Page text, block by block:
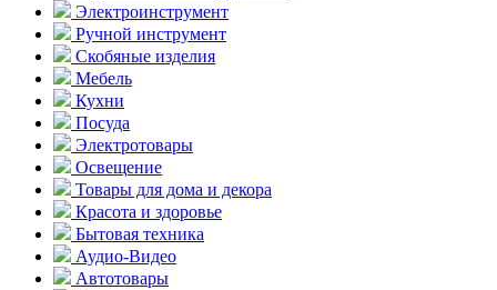
Электроинструмент
Ручной инструмент
Скобяные изделия
Мебель
Кухни
Посуда
Электротовары
Освещение
Товары для дома и декора
Красота и здоровье
Бытовая техника
Аудио-Видео
Автотовары